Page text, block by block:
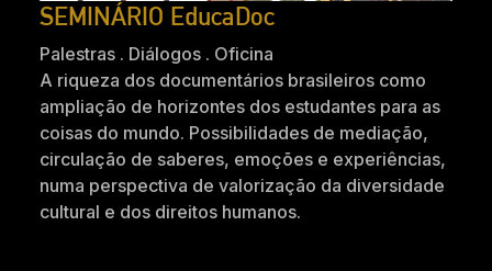
SEMINÁRIO EducaDoc
Palestras . Diálogos . Oficina
A riqueza dos documentários brasileiros como
ampliação de horizontes dos estudantes para as
coisas do mundo. Possibilidades de mediação,
circulação de saberes, emoções e experiências,
numa perspectiva de valorização da diversidade
cultural e dos direitos humanos.